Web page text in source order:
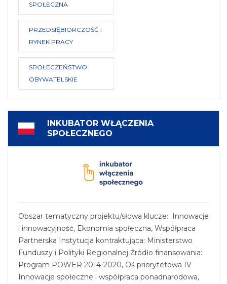
SPOŁECZNA
PRZEDSIĘBIORCZOŚĆ I
RYNEK PRACY
SPOŁECZEŃSTWO
OBYWATELSKIE
INKUBATOR WŁĄCZENIA
SPOŁECZNEGO
Obszar tematyczny projektu/słowa klucze: Innowacje
i innowacyjność, Ekonomia społeczna, Współpraca
Partnerska Instytucja kontraktująca: Ministerstwo
Funduszy i Polityki Regionalnej Źródło finansowania:
Program POWER 2014-2020, Oś priorytetowa IV
Innowacje społeczne i współpraca ponadnarodowa,